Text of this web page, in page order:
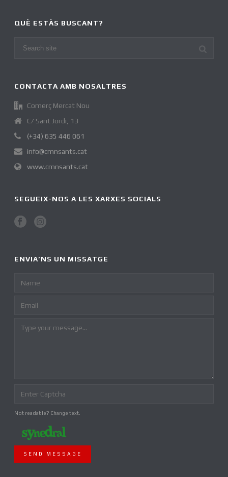
QUÈ ESTÀS BUSCANT?
CONTACTA AMB NOSALTRES
Comerç Mercat Nou
C/ Sant Jordi, 13
(+34) 635 446 061
info@cmnsants.cat
www.cmnsants.cat
SEGUEIX-NOS A LES XARXES SOCIALS
ENVIA’NS UN MISSATGE
Not readable? Change text.
SEND MESSAGE